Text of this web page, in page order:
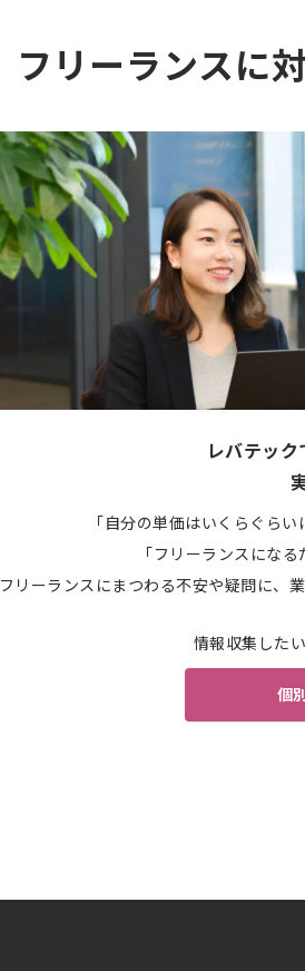
フリーランスに
レバテッ
「自分の単価はいくらぐら
「フリーランスにな
フリーランスにまつわる不安や疑問に、
情報収集した
個